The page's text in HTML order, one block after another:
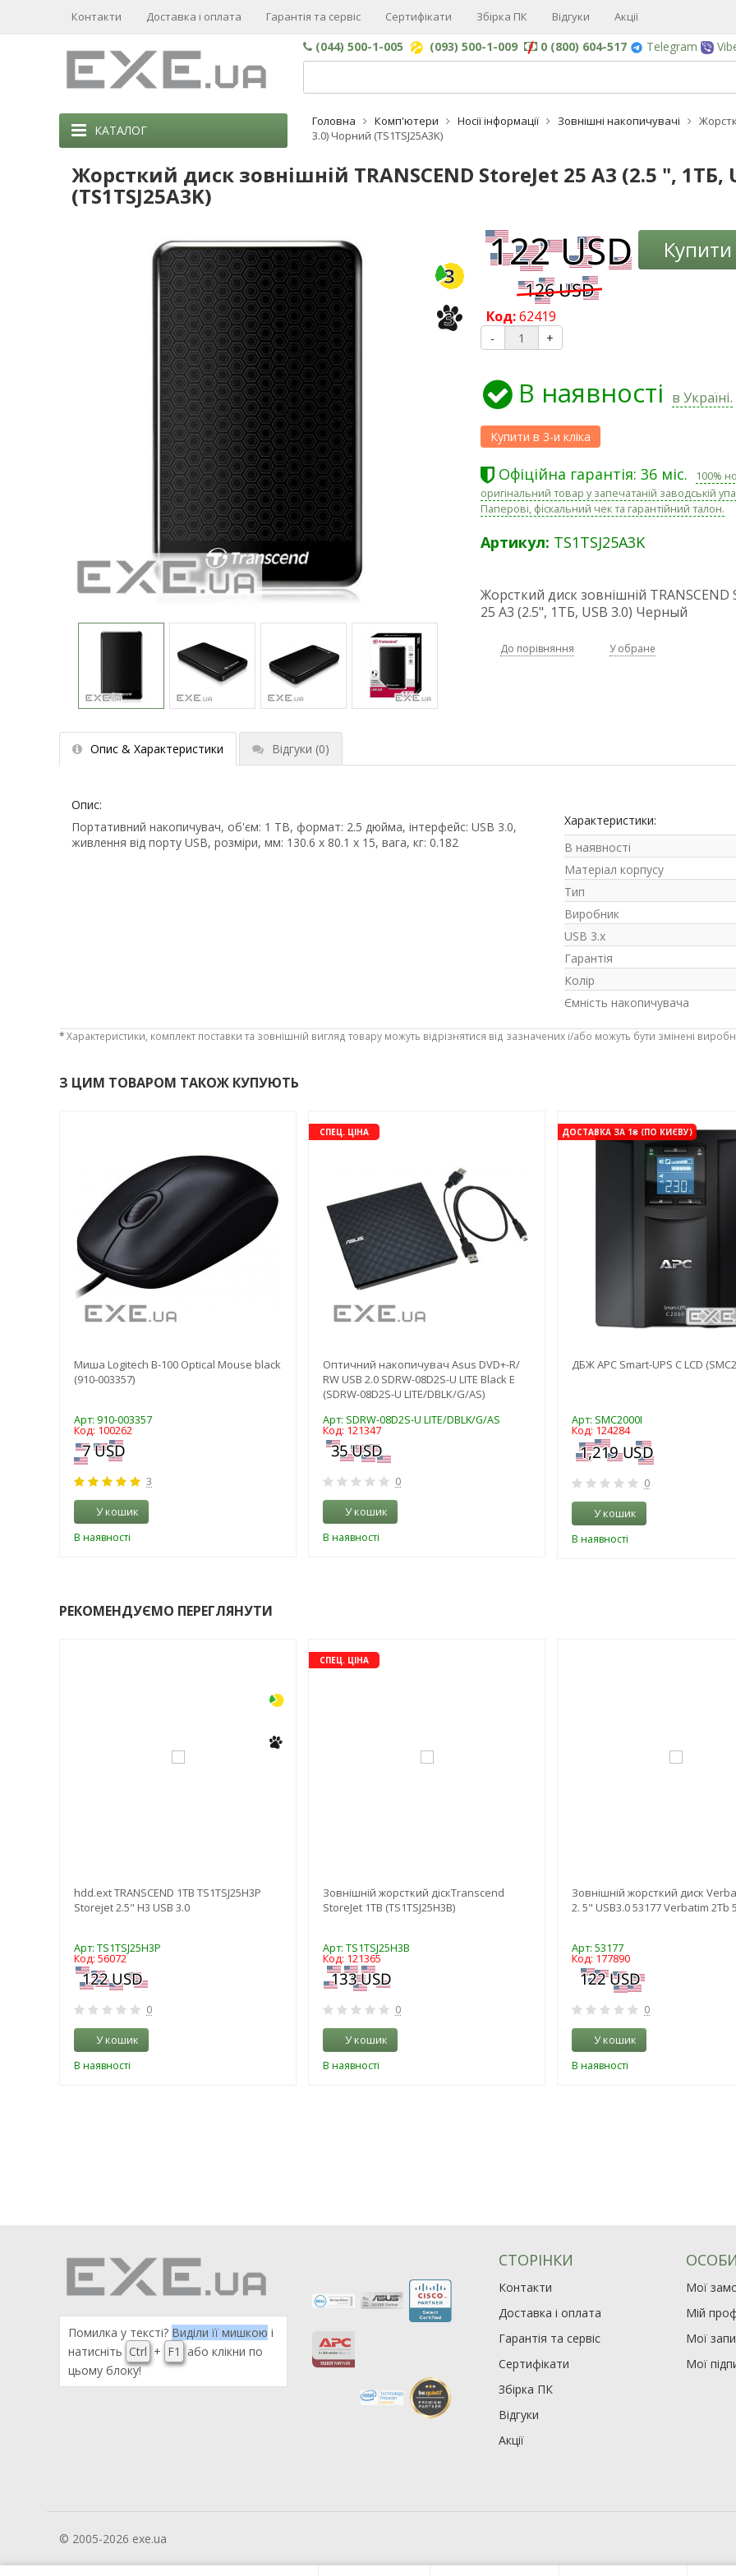
Контакти Доставка і оплата Гарантія та сервіс Сертифікати Збірка ПК Відгуки Акції
(044) 500-1-005 (093) 500-1-009 0 (800) 604-517 Telegram
Головна Комп'ютери Носії інформації Зовнішні накопичувачі
3.0) Чорний (TS1TSJ25A3K)
Жорсткий диск зовнішній TRANSCEND StoreJet 25 A3 (2.5 ", 1ТБ,
(TS1TSJ25A3K)
3
3
Купити
Код:62419
- +
В наявності в Україні.
Офіційна гарантія: 36 міс.
100%
оригінальний товар у запечатаній заводській
Паперові, фіскальний чек та гарантійний талон.
Артикул: TS1TSJ25A3K
Жорсткий диск зовнішній TRANSCEND
25 A3 (2.5", 1ТБ, USB 3.0) Черный
До порівняння У обране
Опис & Характеристики Відгуки (0)
Опис:
Портативний накопичувач, об'єм: 1 TB, формат: 2.5 дюйма, інтерфейс: USB 3.0,
живлення від порту USB, розміри, мм: 130.6 x 80.1 x 15, вага, кг: 0.182
Характеристики:
В наявності
Матеріал корпусу
Тип
Виробник
USB 3.x
Гарантія
Колір
Ємність накопичувача
*Характеристики, комплект поставки та зовнішній вигляд товару можуть відрізнятися від зазначених і/або можуть бути змінені
З ЦИМ ТОВАРОМ ТАКОЖ КУПУЮТЬ
Миша Logitech B-100 Optical Mouse black
(910-003357)
Арт: 910-003357
Код: 100262
3
У кошик
В наявності
СПЕЦ. ЦІНА
Оптичний накопичувач Asus DVD+-R/
RW USB 2.0 SDRW-08D2S-U LITE Black E
(SDRW-08D2S-U LITE/DBLK/G/AS)
Арт: SDRW-08D2S-U LITE/DBLK/G/AS
Код: 121347
0
У кошик
В наявності
ДОСТАВКА ЗА 1₴ (ПО КИЄВУ)
ДБЖ APC Smart-UPS C LCD
Арт: SMC2000I
Код: 124284
0
У кошик
В наявності
РЕКОМЕНДУЄМО ПЕРЕГЛЯНУТИ
hdd.ext TRANSCEND 1TB TS1TSJ25H3P
Storejet 2.5" H3 USB 3.0
Арт: TS1TSJ25H3P
Код: 56072
0
У кошик
В наявності
СПЕЦ. ЦІНА
Зовнішній жорсткий діскTranscend
StoreJet 1TB (TS1TSJ25H3B)
Арт: TS1TSJ25H3B
Код: 121365
0
У кошик
В наявності
Зовнішній жорсткий диск
2. 5" USB3.0 53177 Verbatim 2Tb
Арт: 53177
Код: 177890
0
У кошик
В наявності
КАТАЛОГ
Помилка у тексті? Виділи її мишкою і
натисніть Ctrl + F1
або клікни по
цьому блоку!
СТОРІНКИ
Контакти
Доставка і оплата
Гарантія та сервіс
Сертифікати
Збірка ПК
Відгуки
Акції
Мої
Мій
Мої
Мої
© 2005-2026 exe.ua